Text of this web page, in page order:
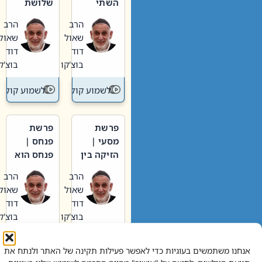
אנחנו משתמשים בעוגיות כדי לאפשר פעילות תקינה של האתר ולנתח את
וערב של
חיינו
הרב
שאול
דוד
בוצ'קו
לשמוע קול תורה – מדרש
האבות
הרב
שאול
דוד
בוצ'קו
לשמוע קול
פרשת
מסעי |
הזיקה בין
הגדול לעם הרב
שאול
דוד
בוצ'קו
לשמוע קול תורה – מדרש
פרשת
פנחס |
פנחס הוא
אליהו: בין
קנאות
הורסת
לקנאות
בונה
הרב
שאול
דוד
בוצ'קו
לשמוע קול